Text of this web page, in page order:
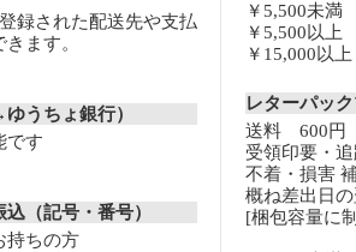
録された配送先や支払
ます。
うちょ銀行）
です
（記号・番号）
持ちの方
￥5,500未
￥5,500以
￥15,000以
レターパッ
送料 600円
受領印要・
不着・損害
概ね差出日
[梱包容量に